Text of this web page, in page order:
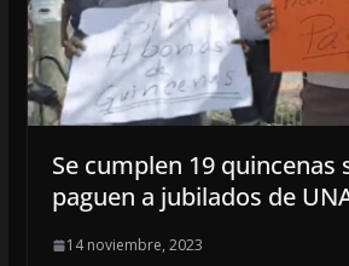
Se cumplen 19 quincenas
paguen a jubilados de
14 noviembre, 2023